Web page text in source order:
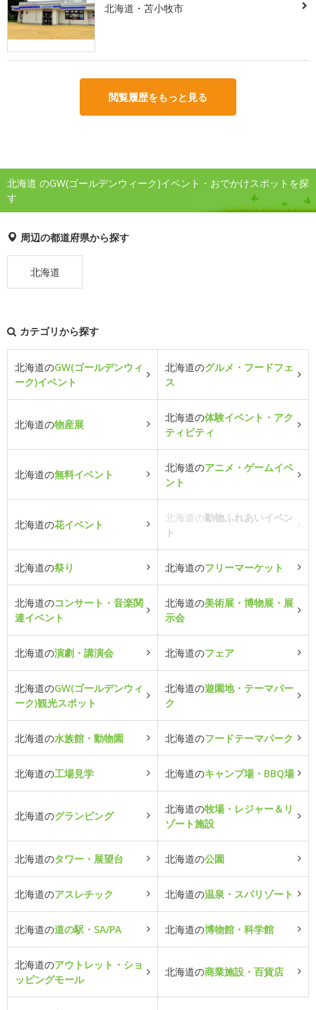
北海道・苫小牧市
閲覧履歴をもっと見る
北海道 のGW(ゴールデンウィーク)イベント・おでかけスポットを探
す
周辺の都道府県から探す
北海道
カテゴリから探す
北海道のGW(ゴールデンウィ
ーク)イベント
北海道のグルメ・フードフェ
ス
北海道の物産展
北海道の体験イベント・アク
ティビティ
北海道の無料イベント
北海道のアニメ・ゲームイベ
ント
北海道の花イベント
北海道の動物ふれあいイベン
ト
北海道の祭り 北海道のフリーマーケット
北海道のコンサート・音楽関
連イベント
北海道の美術展・博物展・展
示会
北海道の演劇・講演会 北海道のフェア
北海道のGW(ゴールデンウィ
ーク)観光スポット
北海道の遊園地・テーマパー
ク
北海道の水族館・動物園 北海道のフードテーマパーク
北海道の工場見学 北海道のキャンプ場・BBQ場
北海道のグランピング
北海道の牧場・レジャー＆リ
ゾート施設
北海道のタワー・展望台 北海道の公園
北海道のアスレチック 北海道の温泉・スパリゾート
北海道の道の駅・SA/PA 北海道の博物館・科学館
北海道のアウトレット・ショ
ッピングモール
北海道の商業施設・百貨店